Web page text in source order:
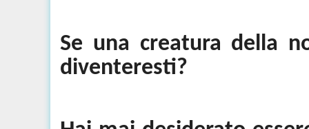
Se una creatura della
diventeresti?